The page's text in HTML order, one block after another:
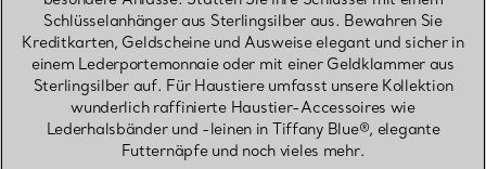
Schlüsselanhänger aus Sterlingsilber aus. Bewahren Sie
Kreditkarten, Geldscheine und Ausweise elegant und sicher in
einem Lederportemonnaie oder mit einer Geldklammer aus
Sterlingsilber auf. Für Haustiere umfasst unsere Kollektion
wunderlich raffinierte Haustier-Accessoires wie
Lederhalsbänder und -leinen in Tiffany Blue®, elegante
Futternäpfe und noch vieles mehr.